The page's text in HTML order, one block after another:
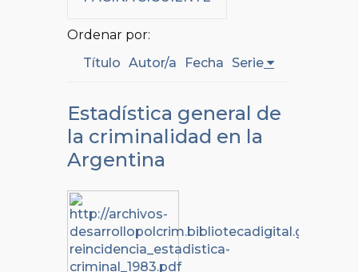
Ordenar por:
Título Autor/a Fecha Serie
Estadística general de
la criminalidad en la
Argentina